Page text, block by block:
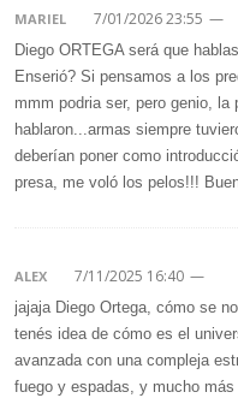
MARIEL 7/01/2026 23:55 —
Diego ORTEGA será que
Enserió? Si pensamos a los
mmm podria ser, pero genio,
hablaron...armas siempre
deberían poner como
presa, me voló los pelos!!!
ALEX 7/11/2025 16:40 —
jajaja Diego Ortega, cómo se
tenés idea de cómo es el
avanzada con una compleja
fuego y espadas, y mucho